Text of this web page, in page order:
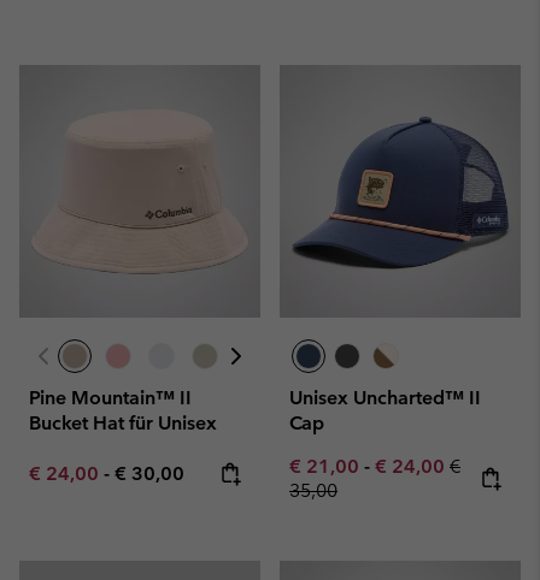
Pine Mountain™ II
Bucket Hat für Unisex
Minimum sale price:
€ 24,00 - Maximum price:
€ 30,00
Unisex Uncharted™ II
Cap
Minimum sale price:
€ 21,00 - Maximum sale
€ 24,00 Regular
€
35,00